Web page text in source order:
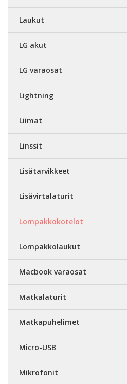
Laukut
LG akut
LG varaosat
Lightning
Liimat
Linssit
Lisätarvikkeet
Lisävirtalaturit
Lompakkokotelot
Lompakkolaukut
Macbook varaosat
Matkalaturit
Matkapuhelimet
Micro-USB
Mikrofonit